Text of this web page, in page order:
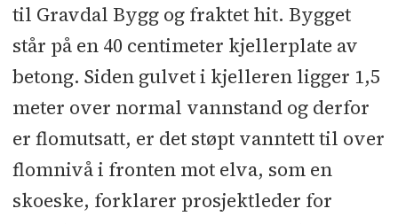
til Gravdal Bygg og fraktet hit. Bygget
står på en 40 centimeter kjellerplate av
betong. Siden gulvet i kjelleren ligger 1,5
meter over normal vannstand og derfor
er flomutsatt, er det støpt vanntett til over
flomnivå i fronten mot elva, som en
skoeske, forklarer prosjektleder for